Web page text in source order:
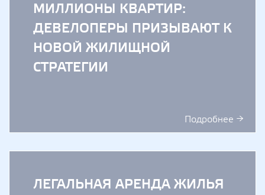
МИЛЛИОНЫ КВАРТИР:
ДЕВЕЛОПЕРЫ ПРИЗЫВАЮТ К
НОВОЙ ЖИЛИЩНОЙ
СТРАТЕГИИ
Подробнее →
ЛЕГАЛЬНАЯ АРЕНДА ЖИЛЬЯ